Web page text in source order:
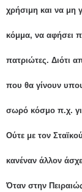
χρήσιμη και να μη
κόμμα, να αφήσει
πατριώτες. Διότι
που θα γίνουν
σωρό κόσμο π.χ.
Ούτε με τον
κανέναν άλλον
Όταν στην